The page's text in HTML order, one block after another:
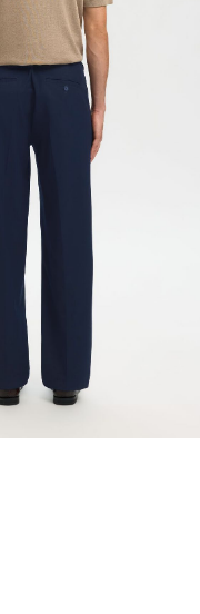
Rückgabefrist um 100 Tage